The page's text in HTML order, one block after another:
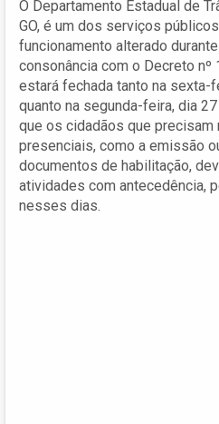
O Departamento Estadual de
GO, é um dos serviços
funcionamento alterado
consonância com o Decreto nº
estará fechada tanto na sexta-
quanto na segunda-feira, dia
que os cidadãos que
presenciais, como a emissão
documentos de habilitação,
atividades com antecedência,
nesses dias.